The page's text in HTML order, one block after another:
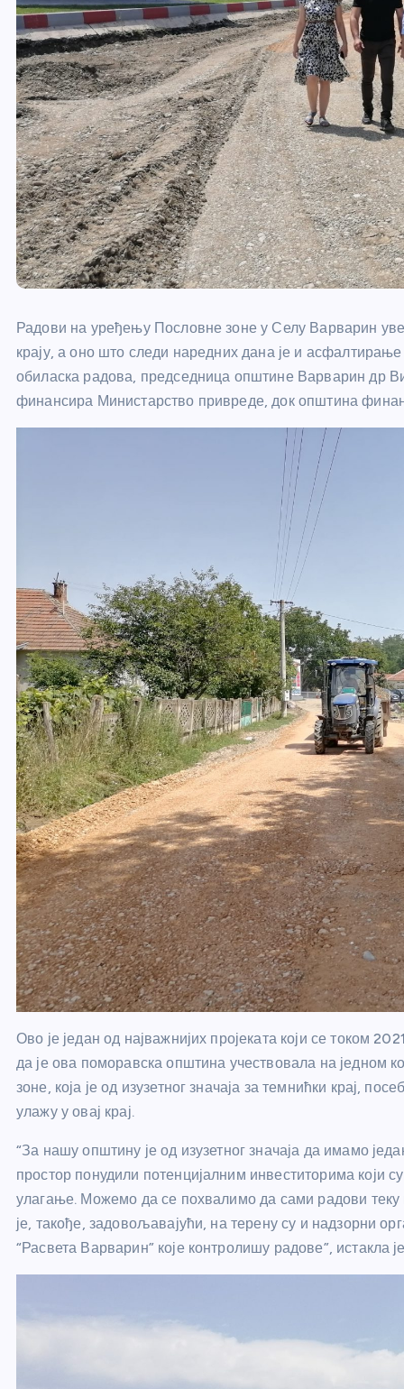
Радови на уређењу Пословне зоне у Селу Варварин
крају, а оно што следи наредних дана је и
обиласка радова, председница општине Варварин др
финансира Министарство привреде, док општина
Ово је један од најважнијих пројеката који се током
да је ова поморавска општина учествовала на једном
зоне, која је од изузетног значаја за темнићки крај,
улажу у овај крај.
“За нашу општину је од изузетног значаја да имамо
простор понудили потенцијалним инвеститорима који
улагање. Можемо да се похвалимо да сами радови
је, такође, задовољавајући, на терену су и надзорни
“Расвета Варварин” које контролишу радове”,